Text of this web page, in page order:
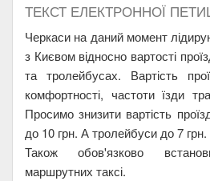
ТЕКСТ ЕЛЕКТРОННОЇ
Черкаси на даний момент
з Києвом відносно вартості
та тролейбусах. Вартість
комфортності, частоти їзди
Просимо знизити вартість
до 10 грн. А тролейбуси до 7 грн.
Також обов'язково
маршрутних таксі.